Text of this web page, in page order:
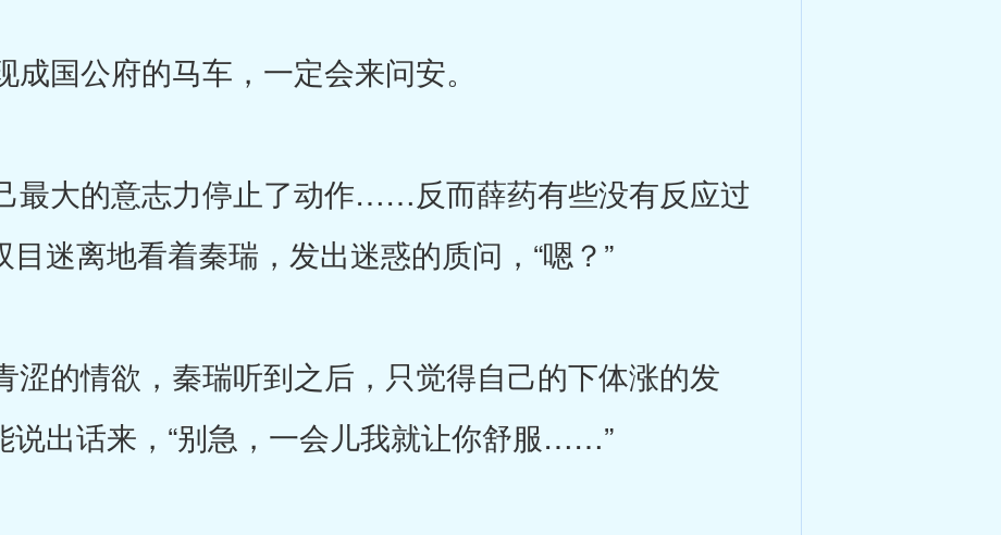
国公府的马车，一定会来问安。
最大的意志力停止了动作……反而薛药有些没有反应过
迷离地看着秦瑞，发出迷惑的质问，“嗯？”
的情欲，秦瑞听到之后，只觉得自己的下体涨的发
说出话来，“别急，一会儿我就让你舒服……”